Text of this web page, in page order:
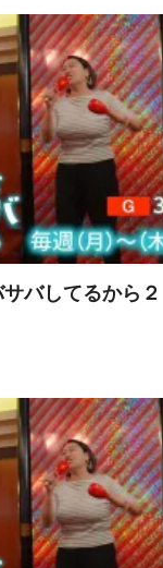
バしてるから